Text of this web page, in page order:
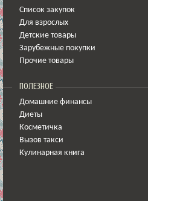
Список закупок
Для взрослых
Детские товары
Зарубежные покупки
Прочие товары
ПОЛЕЗНОЕ
Домашние финансы
Диеты
Косметичка
Вызов такси
Кулинарная книга